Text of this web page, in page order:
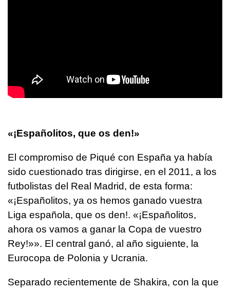
«¡Españolitos, que os den!»
El compromiso de Piqué con España ya había
sido cuestionado tras dirigirse, en el 2011, a los
futbolistas del Real Madrid, de esta forma:
«¡Españolitos, ya os hemos ganado vuestra
Liga española, que os den!. «¡Españolitos,
ahora os vamos a ganar la Copa de vuestro
Rey!»». El central ganó, al año siguiente, la
Eurocopa de Polonia y Ucrania.
Separado recientemente de Shakira, con la que